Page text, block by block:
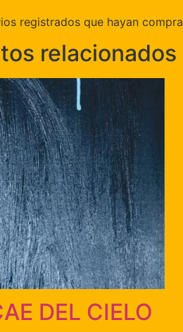
registrados que hayan
relacionados
DEL CIELO